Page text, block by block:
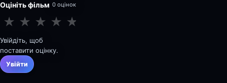
Оцініть фільм 0 оцінок
★ ★ ★ ★ ★
Увійдіть, щоб
поставити оцінку.
Увійти